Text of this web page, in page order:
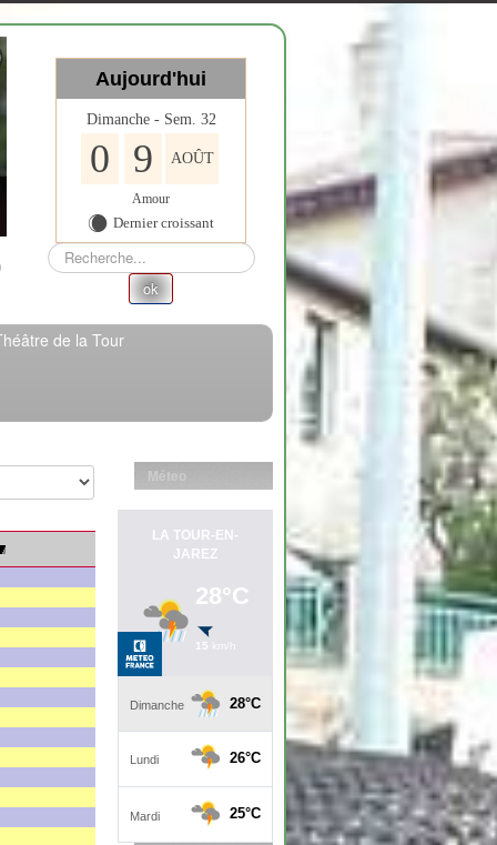
Aujourd'hui
Dimanche - Sem. 32
0 9 AOÛT
Amour
X Dernier croissant
Rechercher
ok
de la Tour
Méteo